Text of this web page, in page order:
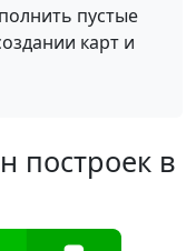
пустые
карт и
построек в